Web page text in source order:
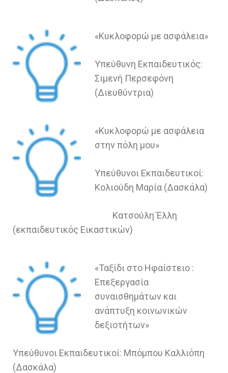
«Κυκλοφορώ με ασφάλεια»
Υπεύθυνη Εκπαιδευτικός:
Σιμενή Περσεφόνη
(Διευθύντρια)
«Κυκλοφορώ με ασφάλεια
στην πόλη μου»
Υπεύθυνοι Εκπαιδευτικοί:
Κολιούδη Μαρία (Δασκάλα)
Κατσούλη Έλλη
(εκπαιδευτικός Εικαστικών)
«Ταξίδι στο Ηφαίστειο :
Επεξεργασία
συναισθημάτων και
ανάπτυξη κοινωνικών
δεξιοτήτων»
Υπεύθυνοι Εκπαιδευτικοί: Μπόμπου Καλλιόπη
(Δασκάλα)